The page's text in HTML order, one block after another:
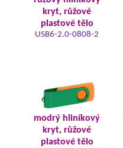
kryt, růžové
plastové tělo
USB6-2.0-0808-2
modrý hliníkový
kryt, růžové
plastové tělo